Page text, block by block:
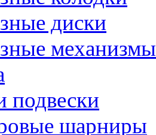
диски
механизмы
подвески
шарниры